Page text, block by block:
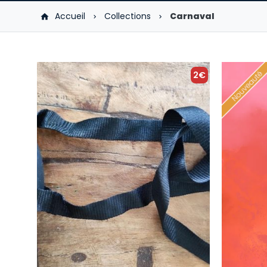
Accueil Collections Carnaval
2€